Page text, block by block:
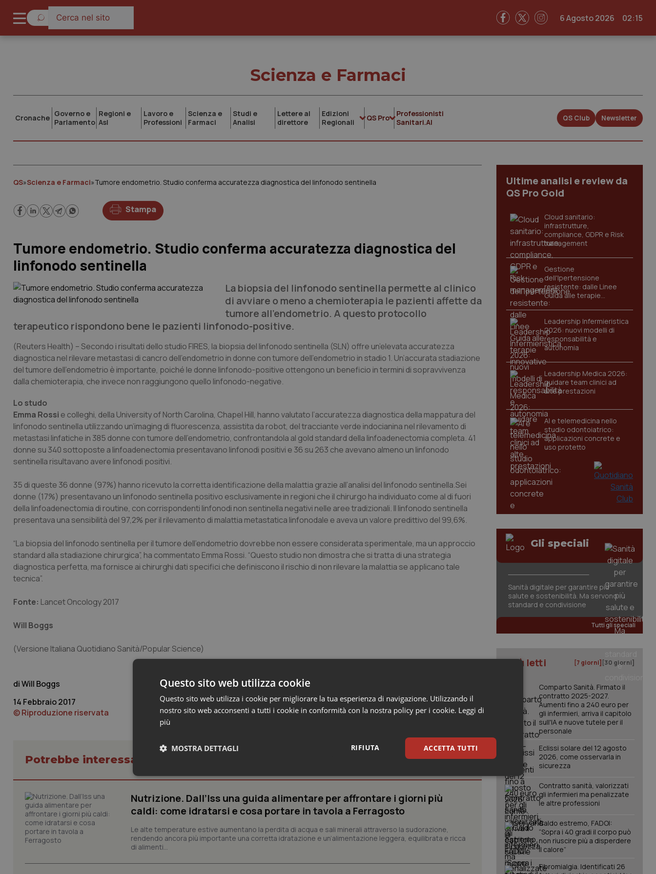
6 Agosto 2026 02:15
Scienza e Farmaci
Cronache Governo e
Parlamento
Regioni e
Asl
Lavoro e
Professioni
Scienza e
Farmaci
Studi e
Analisi
Lettere al
direttore
Edizioni
Regionali
QS Pro
Professionisti
Sanitari.AI
QS Club Newsletter
QS»Scienza e Farmaci»Tumore endometrio. Studio conferma accuratezza diagnostica del linfonodo sentinella
Stampa
Tumore endometrio. Studio conferma accuratezza diagnostica del
linfonodo sentinella
La biopsia del linfonodo sentinella permette al clinico
di avviare o meno a chemioterapia le pazienti affette da
tumore all’endometrio. A questo protocollo
terapeutico rispondono bene le pazienti linfonodo-positive.
(Reuters Health) –Secondo i risultati dello studio FIRES, la biopsia del linfonodo sentinella (SLN) offre un’elevata accuratezza
diagnostica nel rilevare metastasi di cancro dell’endometrio in donne con tumore dell’endometrio in stadio 1. Un’accurata stadiazione
del tumore dell’endometrio è importante, poiché le donne linfonodo-positive ottengono un beneficio in termini di sopravvivenza
dalla chemioterapia, che invece non raggiungono quello linfonodo-negative.
Lo studo
Emma Rossi e colleghi, della University of North Carolina, Chapel Hill, hanno valutato l’accuratezza diagnostica della mappatura del
linfonodo sentinella utilizzando un’imaging di fluorescenza, assistita da robot, del tracciante verde indocianina nel rilevamento di
metastasi linfatiche in 385 donne con tumore dell’endometrio, confrontandola al gold standard della linfoadenectomia completa. 41
donne su 340 sottoposte a linfoadenectomia presentavano linfonodi positivi e 36 su 263 che avevano almeno un linfonodo
sentinella risultavano avere linfonodi positivi.
35 di queste 36 donne (97%) hanno ricevuto la corretta identificazione della malattia grazie all’analisi del linfonodo sentinella.Sei
donne (17%) presentavano un linfonodo sentinella positivo esclusivamente in regioni che il chirurgo ha individuato come al di fuori
della linfoadenectomia di routine, con corrispondenti linfonodi non sentinella negativi nelle aree tradizionali. Il linfonodo sentinella
presentava una sensibilità del 97,2% per il rilevamento di malattia metastatica linfonodale e aveva un valore predittivo del 99,6%.
“La biopsia del linfonodo sentinella per il tumore dell’endometrio dovrebbe non essere considerata sperimentale, ma un approccio
standard alla stadiazione chirurgica”, ha commentato Emma Rossi. “Questo studio non dimostra che si tratta di una strategia
diagnostica perfetta, ma fornisce ai chirurghi dati specifici che definiscono il rischio di non rilevare la malattia se applicano tale
tecnica”.
Fonte: Lancet Oncology 2017
Will Boggs
(Versione Italiana Quotidiano Sanità/Popular Science)
Will Boggs
14 Febbraio 2017
© Riproduzione riservata
Potrebbe interessarti in Scienza e Farmaci
Nutrizione. Dall’Iss una guida alimentare per affrontare i giorni più
caldi: come idratarsi e cosa portare in tavola a Ferragosto
Le alte temperature estive aumentano la perdita di acqua e sali minerali attraverso la sudorazione,
rendendo ancora più importante una corretta idratazione e un’alimentazione leggera, equilibrata e ricca
di alimenti...
Ultime analisi e review da
QS Pro Gold
Cloud sanitario:
infrastrutture,
compliance, GDPR e Risk
management
Gestione
dell'Ipertensione
resistente: dalle Linee
Guida alle terapie
innovative
Leadership Infermieristica
2026: nuovi modelli di
responsabilità e
autonomia
Leadership Medica 2026:
guidare team clinici ad
alte prestazioni
AI e telemedicina nello
studio odontoiatrico:
applicazioni concrete e
uso protetto
Gli speciali
Sanità digitale per garantire più
salute e sostenibilità. Ma servono
standard e condivisione
Tutti gli speciali
I più letti [7 giorni] [30 giorni]
Comparto Sanità. Firmato il
contratto 2025-2027.
Aumenti fino a 240 euro per
gli infermieri, arriva il capitolo
sull'IA e nuove tutele per il
personale
Eclissi solare del 12 agosto
2026, come osservarla in
sicurezza
Contratto sanità, valorizzati
gli infermieri ma penalizzate
le altre professioni
Caldo estremo, FADOI:
“Sopra i 40 gradi il corpo può
non riuscire più a disperdere
il calore”
Fibromialgia. Identificati 26
Questo sito web utilizza cookie
Questo sito web utilizza i cookie per migliorare la tua esperienza di navigazione. Utilizzando il
nostro sito web acconsenti a tutti i cookie in conformità con la nostra policy per i cookie. Leggi di
più
ACCETTA TUTTI
RIFIUTA
MOSTRA DETTAGLI
Necessari Statistici Marketing
I cookie necessari contribuiscono a rendere fruibile il sito web abilitandone funzionalità di base quali la navigazione sulle pagine